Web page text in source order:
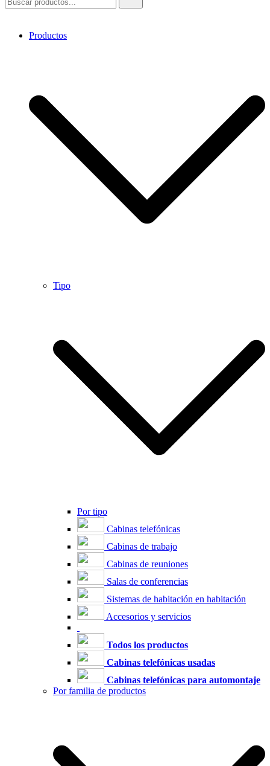
Productos
Tipo
Por tipo
Cabinas telefónicas
Cabinas de trabajo
Cabinas de reuniones
Salas de conferencias
Sistemas de habitación en habitación
Accesorios y servicios
Todos los productos
Cabinas telefónicas usadas
Cabinas telefónicas para automontaje
Por familia de productos